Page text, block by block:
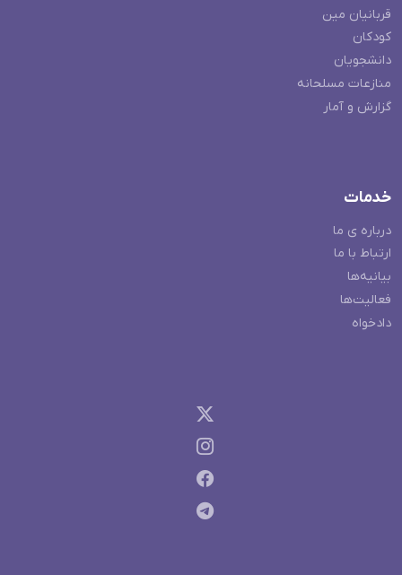
قربانیان مین
کودکان
دانشجویان
منازعات مسلحانه
گزارش و آمار
خدمات
درباره ی ما
ارتباط با ما
بیانیه‌ها
فعالیت‌ها
دادخواه